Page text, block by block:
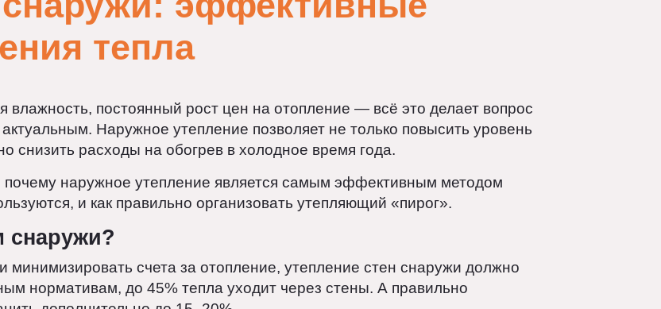
снаружи: эффективные
тепла
влажность, постоянный рост цен на отопление — всё это делает вопрос
актуальным. Наружное утепление позволяет не только повысить уровень
снизить расходы на обогрев в холодное время года.
почему наружное утепление является самым эффективным методом
и как правильно организовать утепляющий «пирог».
снаружи?
и минимизировать счета за отопление, утепление стен снаружи должно